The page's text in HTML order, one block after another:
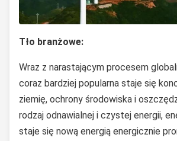
Tło branżowe:
Wraz z narastającym procesem
coraz bardziej popularna staje się
ziemię, ochrony środowiska i
rodzaj odnawialnej i czystej energii,
staje się nową energią energicznie